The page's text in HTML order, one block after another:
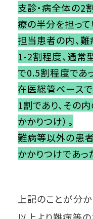
支診・病全体の2
療の半分を担って
担当患者の内、
1-2割程度、通常
で0.5割程度であ
在医総管ベース
1割であり、その
かかりつけ）。
難病等以外の患
かかりつけであっ
上記のことが分か